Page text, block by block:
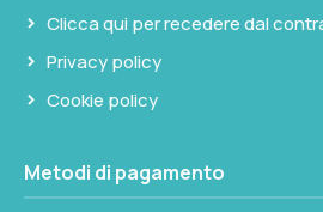
Clicca qui per recedere dal
Privacy policy
Cookie policy
Metodi di pagamento